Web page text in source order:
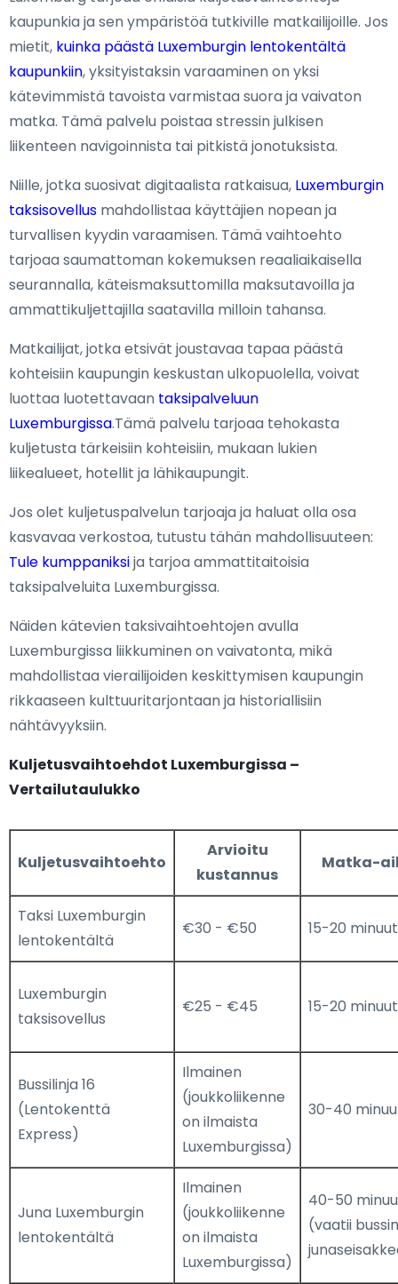
kaupunkia ja sen ympäristöä tutkiville matkailijoille. Jos
mietit, kuinka päästä Luxemburgin lentokentältä
kaupunkiin, yksityistaksin varaaminen on yksi
kätevimmistä tavoista varmistaa suora ja vaivaton
matka. Tämä palvelu poistaa stressin julkisen
liikenteen navigoinnista tai pitkistä jonotuksista.
Niille, jotka suosivat digitaalista ratkaisua, Luxemburgin
taksisovellus mahdollistaa käyttäjien nopean ja
turvallisen kyydin varaamisen. Tämä vaihtoehto
tarjoaa saumattoman kokemuksen reaaliaikaisella
seurannalla, käteismaksuttomilla maksutavoilla ja
ammattikuljettajilla saatavilla milloin tahansa.
Matkailijat, jotka etsivät joustavaa tapaa päästä
kohteisiin kaupungin keskustan ulkopuolella, voivat
luottaa luotettavaan taksipalveluun
Luxemburgissa.Tämä palvelu tarjoaa tehokasta
kuljetusta tärkeisiin kohteisiin, mukaan lukien
liikealueet, hotellit ja lähikaupungit.
Jos olet kuljetuspalvelun tarjoaja ja haluat olla osa
kasvavaa verkostoa, tutustu tähän mahdollisuuteen:
Tule kumppaniksija tarjoa ammattitaitoisia
taksipalveluita Luxemburgissa.
Näiden kätevien taksivaihtoehtojen avulla
Luxemburgissa liikkuminen on vaivatonta, mikä
mahdollistaa vierailijoiden keskittymisen kaupungin
rikkaaseen kulttuuritarjontaan ja historiallisiin
nähtävyyksiin.
Kuljetusvaihtoehdot Luxemburgissa –
Vertailutaulukko
Kuljetusvaihtoehto
Arvioitu
kustannus
Matka-
Taksi Luxemburgin
lentokentältä
€30 - €50 15-20
Luxemburgin
taksisovellus
€25 - €45 15-20
Bussilinja 16
(Lentokenttä
Express)
Ilmainen
(joukkoliikenne
on ilmaista
Luxemburgissa)
30-40
Juna Luxemburgin
lentokentältä
Ilmainen
(joukkoliikenne
on ilmaista
Luxemburgissa)
40-50
(vaatii bussin